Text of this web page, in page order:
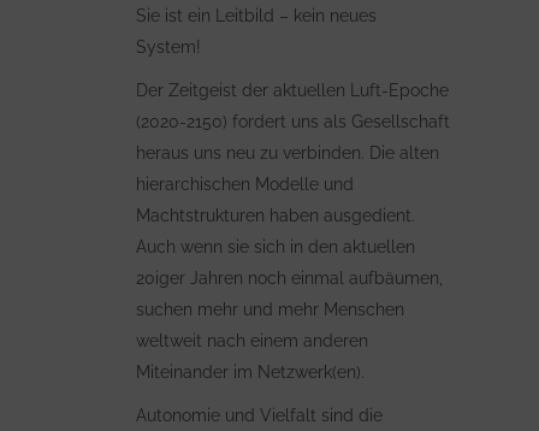
Sie ist ein Leitbild – kein neues
System!
Der Zeitgeist der aktuellen Luft-Epoche
(2020-2150) fordert uns als Gesellschaft
heraus uns neu zu verbinden. Die alten
hierarchischen Modelle und
Machtstrukturen haben ausgedient.
Auch wenn sie sich in den aktuellen
20iger Jahren noch einmal aufbäumen,
suchen mehr und mehr Menschen
weltweit nach einem anderen
Miteinander im Netzwerk(en).
Autonomie und Vielfalt sind die